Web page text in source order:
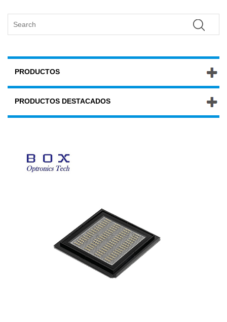
PRODUCTOS
PRODUCTOS DESTACADOS